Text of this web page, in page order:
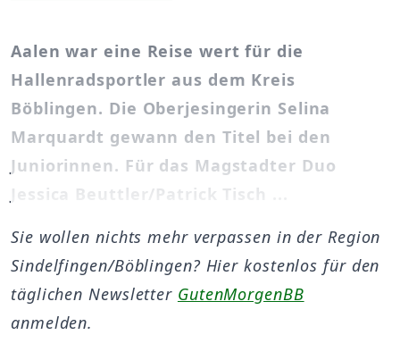
Aalen war eine Reise wert für die
Hallenradsportler aus dem Kreis
Böblingen. Die Oberjesingerin Selina
Marquardt gewann den Titel bei den
Juniorinnen. Für das Magstadter Duo
Jessica Beuttler/Patrick Tisch ...
Sie wollen nichts mehr verpassen in der Region
Sindelfingen/Böblingen? Hier kostenlos für den
täglichen Newsletter GutenMorgenBB
anmelden.